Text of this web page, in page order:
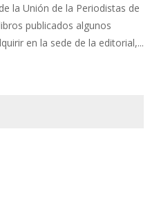
la Unión de la Periodistas de
publicados algunos
en la sede de la editorial,...